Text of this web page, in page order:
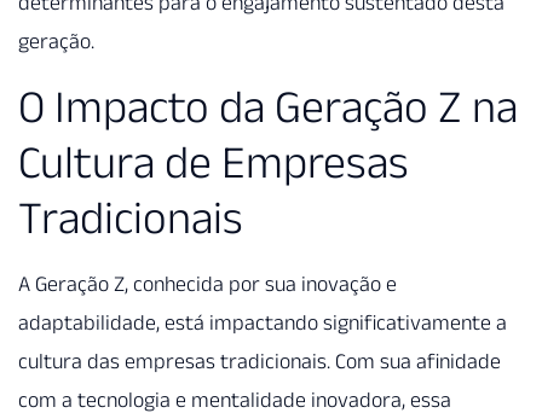
geração.
O Impacto da Geração Z na
Cultura de Empresas
Tradicionais
A Geração Z, conhecida por sua inovação e
adaptabilidade, está impactando significativamente a
cultura das empresas tradicionais. Com sua afinidade
com a tecnologia e mentalidade inovadora, essa